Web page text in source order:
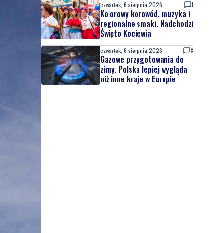
czwartek, 6 sierpnia 2026 1
Kolorowy korowód, muzyka i
regionalne smaki. Nadchodzi
Święto Kociewia
czwartek, 6 sierpnia 2026 8
Gazowe przygotowania do
zimy. Polska lepiej wygląda
niż inne kraje w Europie